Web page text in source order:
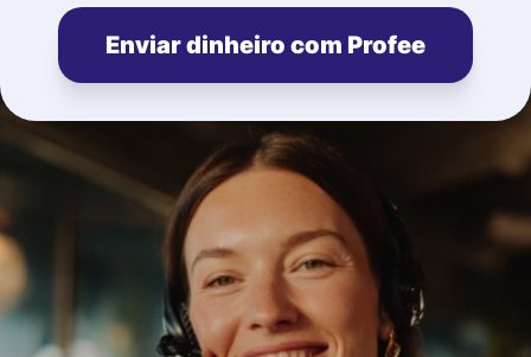
Enviar dinheiro com Profee